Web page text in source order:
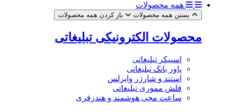
همه محصولات
بستن همه محصولات باز کردن همه محصولات
محصولات الکترونیکی تبلیغاتی
اسپیکر تبلیغاتی
پاور بانک تبلیغاتی
استند و شارژر وایرلس
فلش مموری تبلیغاتی
ساعت مچی هوشمند و هندزفری